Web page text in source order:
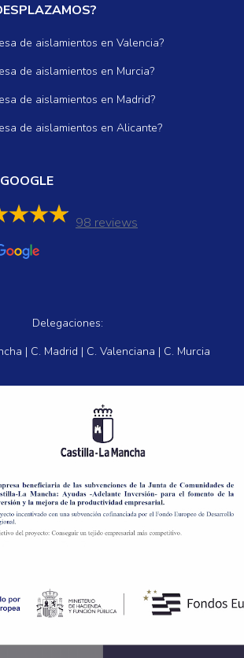
de aislamientos en Valencia?
de aislamientos en Murcia?
de aislamientos en Madrid?
de aislamientos en Alicante?
98 reviews
Delegaciones:
| C. Madrid | C. Valenciana | C. Murcia